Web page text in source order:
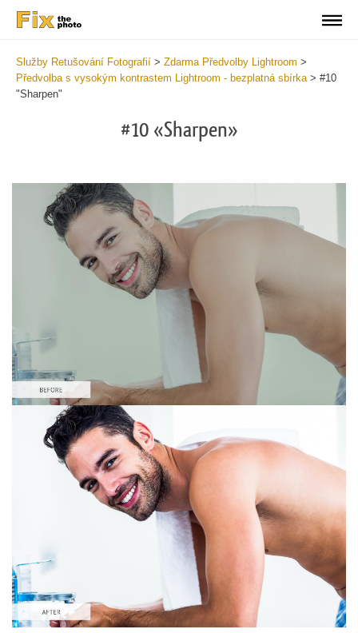
Služby Retušování Fotografií > Zdarma Předvolby Lightroom >
Předvolba s vysokým kontrastem Lightroom - bezplatná sbírka> #10
"Sharpen"
#10 «Sharpen»
Prosím vyberte
High Contrast Lightroom Preset #10
Majestic Landscape
(30 Lr Presets)
Wedding Collection
(400 Lr Presets)
Must-Have Collection